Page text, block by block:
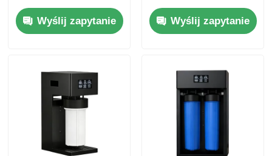
ciśnienia do użytku
domowego i małych
przedsiębiorstw
Wyślij zapytanie
przypomnieniem o
filtrach do użytku
komercyjnego i
Wyślij zapytanie